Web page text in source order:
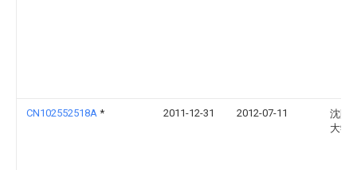
CN102552518A * 2011-12-31 2012-07-11
沈阳
大学